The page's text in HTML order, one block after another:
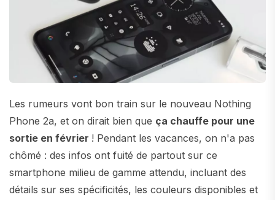
Les rumeurs vont bon train sur le nouveau Nothing
Phone 2a, et on dirait bien que ça chauffe pour une
sortie en février ! Pendant les vacances, on n'a pas
chômé : des infos ont fuité de partout sur ce
smartphone milieu de gamme attendu, incluant des
détails sur ses spécificités, les couleurs disponibles et